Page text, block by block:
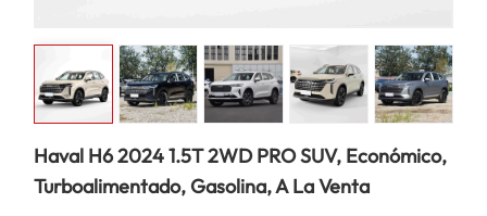
Haval H6 2024 1.5T 2WD PRO SUV, Económico,
Turboalimentado, Gasolina, A La Venta